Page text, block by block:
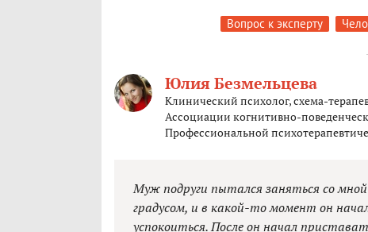
Вопрос к эксперту
Юлия Безмельцева
Клинический психолог, схема-
Ассоциации когнитивно-
Профессиональной
Муж подруги пытался заняться со
градусом, и в какой-то момент он
успокоиться. После он начал